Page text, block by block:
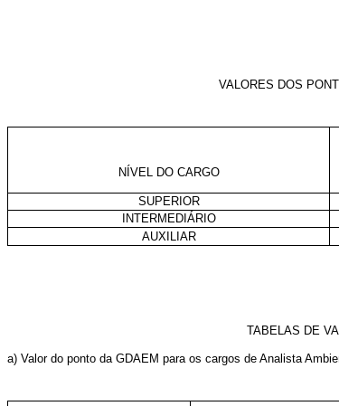
VALORES DOS
NÍVEL DO CARGO
SUPERIOR
INTERMEDIÁRIO
AUXILIAR
TABELAS DE
a) Valor do ponto da GDAEM para os cargos de Analista